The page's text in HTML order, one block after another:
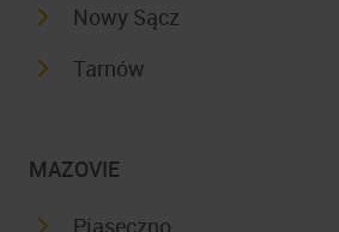
Nowy Sącz
Tarnów
MAZOVIE
Piaseczno